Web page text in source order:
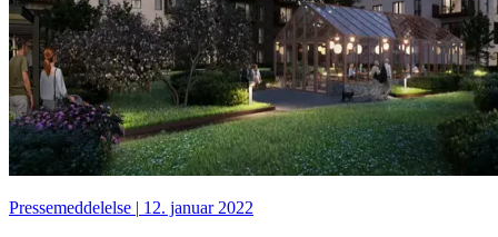
Pressemeddelelse | 12. januar 2022